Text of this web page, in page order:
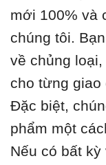
mới 100% và
chúng tôi.
về chủng
cho từng giao
Đặc biệt,
phẩm một
Nếu có bất